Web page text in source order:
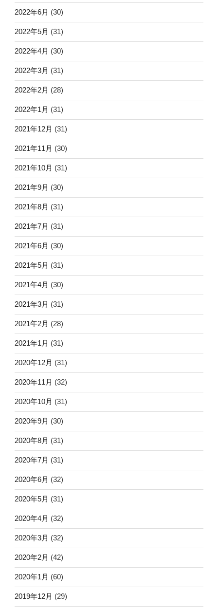
2022年6月 (30)
2022年5月 (31)
2022年4月 (30)
2022年3月 (31)
2022年2月 (28)
2022年1月 (31)
2021年12月 (31)
2021年11月 (30)
2021年10月 (31)
2021年9月 (30)
2021年8月 (31)
2021年7月 (31)
2021年6月 (30)
2021年5月 (31)
2021年4月 (30)
2021年3月 (31)
2021年2月 (28)
2021年1月 (31)
2020年12月 (31)
2020年11月 (32)
2020年10月 (31)
2020年9月 (30)
2020年8月 (31)
2020年7月 (31)
2020年6月 (32)
2020年5月 (31)
2020年4月 (32)
2020年3月 (32)
2020年2月 (42)
2020年1月 (60)
2019年12月 (29)